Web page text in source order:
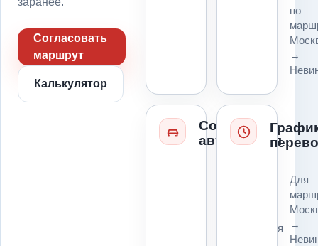
Согласовать
маршрут
Калькулятор
платформы.
по
→
Состояние
автомобиля
повреждения
Для
→